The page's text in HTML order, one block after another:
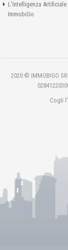
L’Intelligenza
ImmobiGo
2020 © IMMOBIGO
Cogli